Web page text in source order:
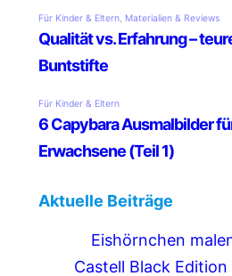
Aktuelle Beiträge
Eishörnchen
Castell Black